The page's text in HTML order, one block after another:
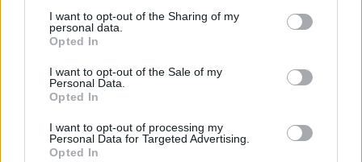
I want to opt-out of the Sharing of my
personal data.
Opted In
I want to opt-out of the Sale of my
Personal Data.
Opted In
I want to opt-out of processing my
Personal Data for Targeted Advertising.
Opted In
de mon blog mais la page facebook attachée est
à jour. Or, j'ai grimpé le pic de Beillurti il y a 1 an
tout juste et la route était de qualité (vous pouvez
donc trouver les photos sur la page facebook).
J'avais grimpé lors de la même sortie l'Errozate
et la route était également en bon état.
Bonnes virées et régalez-vous bien !